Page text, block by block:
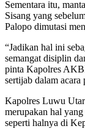
Sementara itu,
Sisang yang
Palopo dimutasi
“Jadikan hal ini
semangat disiplin
pinta Kapolres
sertijab dalam acara
Kapolres Luwu
merupakan hal
seperti halnya di